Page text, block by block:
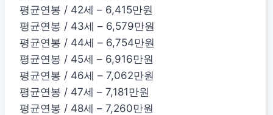
평균연봉 / 42세 – 6,415만원
평균연봉 / 43세 – 6,579만원
평균연봉 / 44세 – 6,754만원
평균연봉 / 45세 – 6,916만원
평균연봉 / 46세 – 7,062만원
평균연봉 / 47세 – 7,181만원
평균연봉 / 48세 – 7,260만원